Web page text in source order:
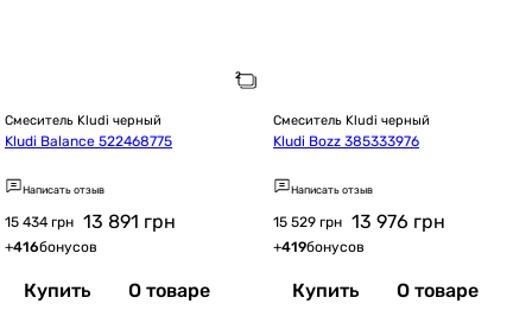
Смеситель Kludi черный
Kludi Balance 522468775
Написать отзыв
15 434 грн 13 891 грн
+416бонусов
Купить О товаре
Смеситель Kludi черный
Kludi Bozz 385333976
Написать отзыв
15 529 грн 13 976 грн
+419бонусов
Купить О товаре